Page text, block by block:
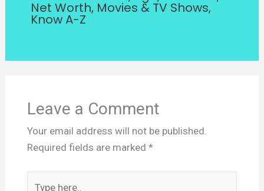
Net Worth, Movies & TV Shows,
Know A-Z
Leave a Comment
Your email address will not be published.
Required fields are marked *